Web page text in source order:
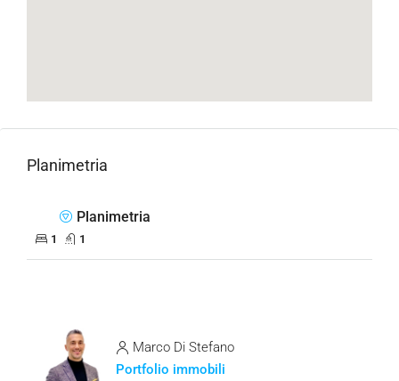
Planimetria
Planimetria
1 1
Marco Di Stefano
Portfolio immobili